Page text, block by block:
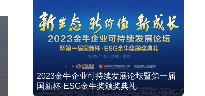
2023金牛企业可持续发展论坛暨第一届
国新杯·ESG金牛奖颁奖典礼